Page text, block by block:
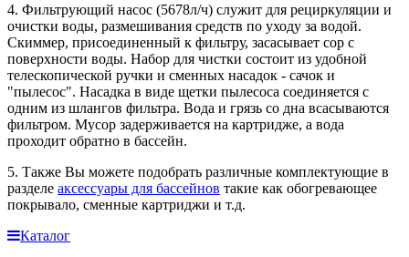
4. Фильтрующий насос (5678л/ч) служит для рециркуляции и
очистки воды, размешивания средств по уходу за водой.
Скиммер, присоединенный к фильтру, засасывает сор с
поверхности воды. Набор для чистки состоит из удобной
телескопической ручки и сменных насадок - сачок и
"пылесос". Насадка в виде щетки пылесоса соединяется с
одним из шлангов фильтра. Вода и грязь со дна всасываются
фильтром. Мусор задерживается на картридже, а вода
проходит обратно в бассейн.
5. Также Вы можете подобрать различные комплектующие в
разделе аксессуары для бассейнов такие как обогревающее
покрывало, сменные картриджи и т.д.
Каталог